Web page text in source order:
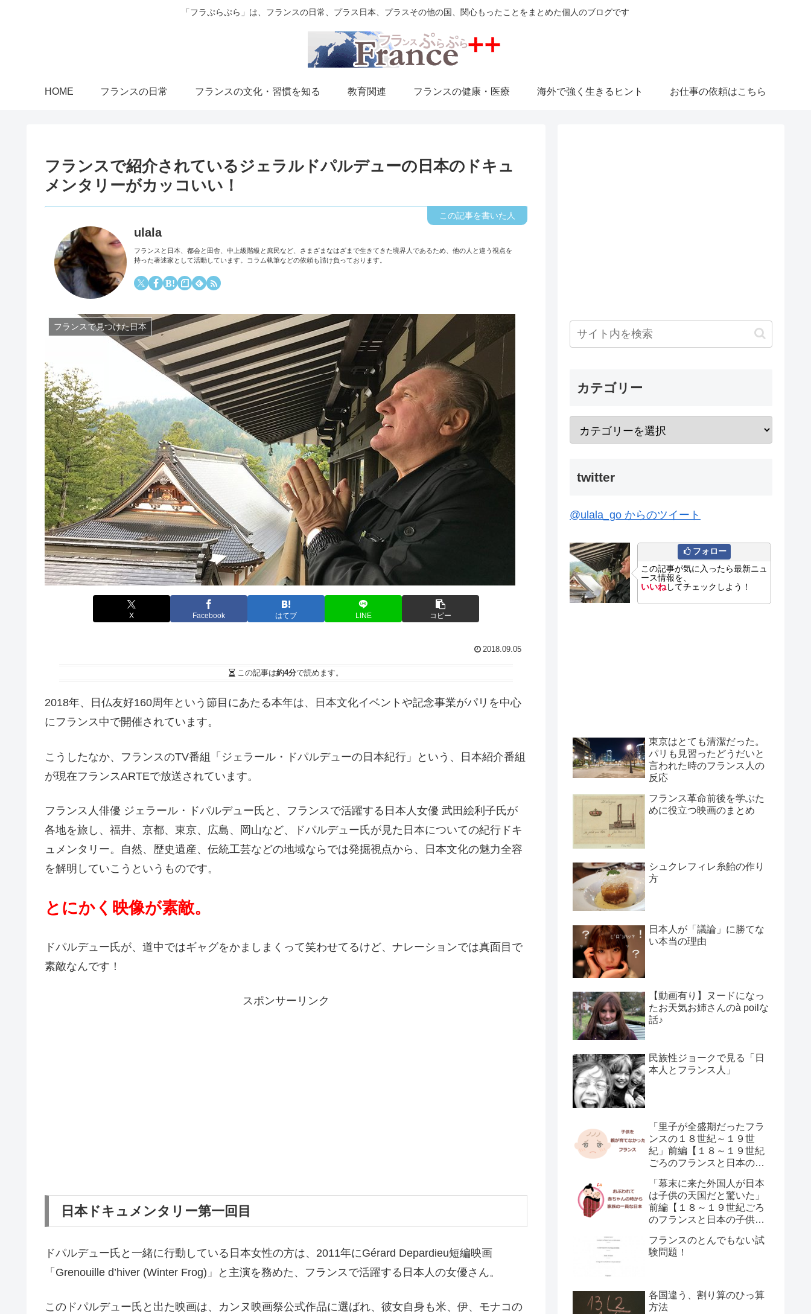
「フラぷらぷら」は、フランスの日常、プラス日本、プラスその他の国、関心もったことをまとめた個人のブログです
HOME フランスの日常 フランスの文化・習慣を知る 教育関連 フランスの健康・医療 海外で強く生きるヒント お仕事の依頼はこちら
フランスで紹介されているジェラルドパルデューの日本のドキュ
メンタリーがカッコいい！
ulala
フランスと日本、都会と田舎、中上級階級と庶民など、さまざまなはざまで生きてきた境界人であるため、他の人と違う視点を
持った著述家として活動しています。コラム執筆などの依頼も請け負っております。
フランスで見つけた日本
X Facebook はてブ LINE コピー
2018.09.05
この記事は約4分で読めます。
2018年、日仏友好160周年という節目にあたる本年は、日本文化イベントや記念事業がパリを中心
にフランス中で開催されています。
こうしたなか、フランスのTV番組「ジェラール・ドパルデューの日本紀行」という、日本紹介番組
が現在フランスARTEで放送されています。
フランス人俳優 ジェラール・ドパルデュー氏と、フランスで活躍する日本人女優 武田絵利子氏が
各地を旅し、福井、京都、東京、広島、岡山など、ドパルデュー氏が見た日本についての紀行ドキ
ュメンタリー。自然、歴史遺産、伝統工芸などの地域ならでは発掘視点から、日本文化の魅力全容
を解明していこうというものです。
とにかく映像が素敵。
ドパルデュー氏が、道中ではギャグをかましまくって笑わせてるけど、ナレーションでは真面目で
素敵なんです！
スポンサーリンク
日本ドキュメンタリー第一回目
ドパルデュー氏と一緒に行動している日本女性の方は、2011年にGérard Depardieu短編映画
「Grenouille d’hiver (Winter Frog)」と主演を務めた、フランスで活躍する日本人の女優さん。
このドパルデュー氏と出た映画は、カンヌ映画祭公式作品に選ばれ、彼女自身も米、伊、モナコの
カテゴリー
twitter
@ulala_go からのツイート
フォロー
この記事が気に入ったら最新ニュ
ース情報を、
いいねしてチェックしよう！
東京はとても清潔だった。
パリも見習ったどうだいと
言われた時のフランス人の
反応
フランス革命前後を学ぶた
めに役立つ映画のまとめ
シュクレフィレ糸飴の作り
方
日本人が「議論」に勝てな
い本当の理由
【動画有り】ヌードになっ
たお天気お姉さんのà poilな
話♪
民族性ジョークで見る「日
本人とフランス人」
「里子が全盛期だったフラ
ンスの１８世紀～１９世
紀」前編【１８～１９世紀
ごろのフランスと日本の子
「幕末に来た外国人が日本
は子供の天国だと驚いた」
前編【１８～１９世紀ごろ
のフランスと日本の子供の
フランスのとんでもない試
験問題！
各国違う、割り算のひっ算
方法